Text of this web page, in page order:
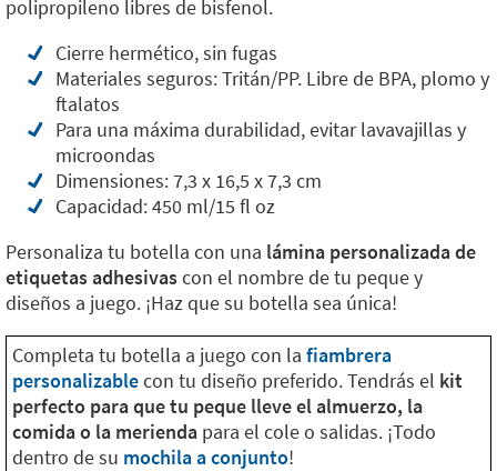
polipropileno libres de bisfenol.
Cierre hermético, sin fugas
Materiales seguros: Tritán/PP. Libre de BPA, plomo y
ftalatos
Para una máxima durabilidad, evitar lavavajillas y
microondas
Dimensiones: 7,3 x 16,5 x 7,3 cm
Capacidad: 450 ml/15 fl oz
Personaliza tu botella con una lámina personalizada de
etiquetas adhesivascon el nombre de tu peque y
diseños a juego. ¡Haz que su botella sea única!
Completa tu botella a juego con la fiambrera
personalizablecon tu diseño preferido. Tendrás el kit
perfecto para que tu peque lleve el almuerzo, la
comida o la merienda para el cole o salidas. ¡Todo
dentro de su mochila a conjunto!